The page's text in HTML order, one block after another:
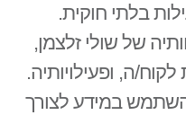
בלתי חוקית.
של שולי זלצמן,
ה, ופעילויותיה.
במידע לצורך